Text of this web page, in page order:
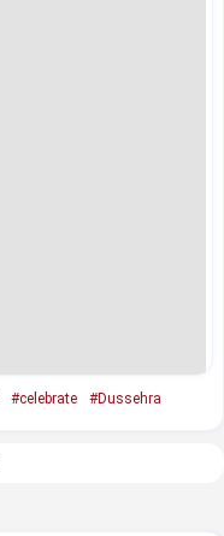
#celebrate #Dussehra